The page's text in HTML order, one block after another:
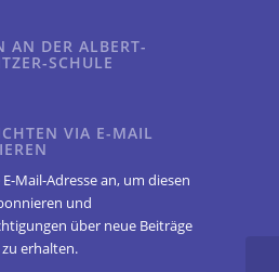
AN DER ALBERT-
SCHULE
VIA E-MAIL
Mail-Adresse an, um diesen
und
über neue Beiträge
erhalten.